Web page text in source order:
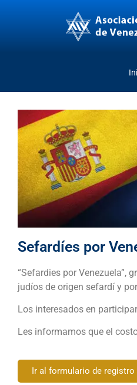
Sefardíes por
“Sefardies por Venezuela”,
judíos de origen sefardí y
Los interesados en
Les informamos que el
Ir al formulario de registro